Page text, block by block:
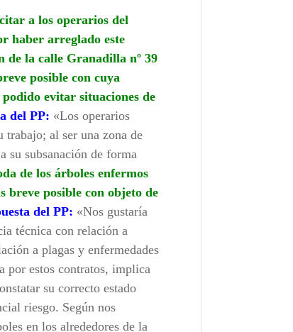
a los operarios del
haber arreglado este
de la calle Granadilla nº 39
posible con cuya
evitar situaciones de
del PP: «Los operarios
trabajo; al ser una zona de
su subsanación de forma
de los árboles enfermos
breve posible con objeto de
del PP: «Nos gustaría
técnica con relación a
a plagas y enfermedades
por estos contratos, implica
su correcto estado
riesgo. Según nos
en los alrededores de la